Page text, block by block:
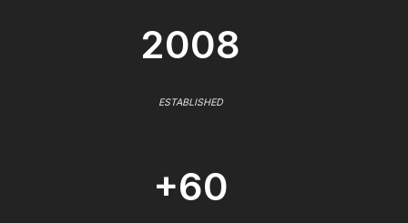
2008
ESTABLISHED
+60